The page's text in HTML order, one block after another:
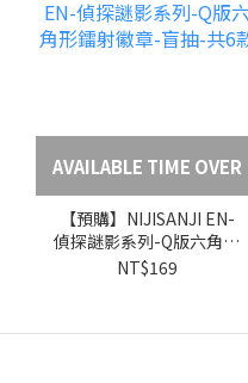
AVAILABLE TIME OVER
【預購】NIJISANJI EN-
偵探謎影系列-Q版六角形
鐳射徽章-盲抽-共6款
NT$169